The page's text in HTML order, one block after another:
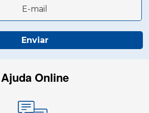
Enviar
Ajuda Online